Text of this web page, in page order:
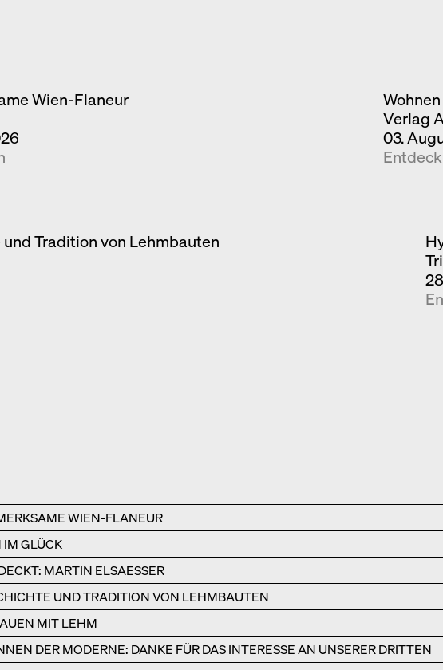
Wien-Flaneur
Verlag
03.
Tradition von Lehmbauten
WIEN-FLANEUR
GLÜCK
MARTIN ELSAESSER
UND TRADITION VON LEHMBAUTEN
MIT LEHM
DER MODERNE: DANKE FÜR DAS INTERESSE AN UNSERER DRITTEN